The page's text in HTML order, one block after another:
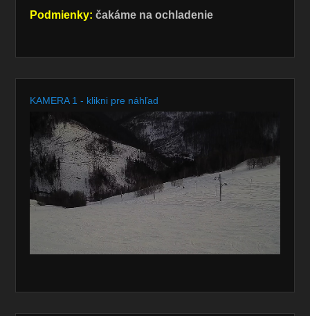
Podmienky: čakáme na ochladenie
KAMERA 1 - klikni pre náhľad